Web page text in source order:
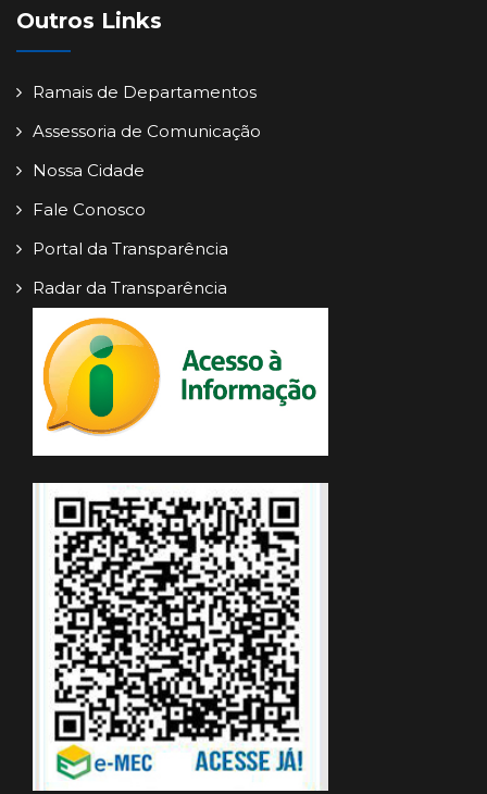
Outros Links
Ramais de Departamentos
Assessoria de Comunicação
Nossa Cidade
Fale Conosco
Portal da Transparência
Radar da Transparência